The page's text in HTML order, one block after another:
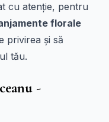
cu atenție, pentru
florale
privirea și să
tău.
-